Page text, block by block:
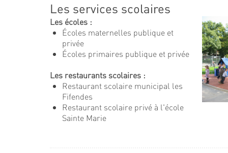
Les services scolaires
Les écoles :
Écoles maternelles publique et
privée
Écoles primaires publique et privée
Les restaurants scolaires :
Restaurant scolaire municipal les
Fifendes
Restaurant scolaire privé à l'école
Sainte Marie